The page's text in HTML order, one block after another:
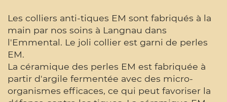
Les colliers anti-tiques EM sont fabriqués à la
main par nos soins à Langnau dans
l'Emmental. Le joli collier est garni de perles
EM.
La céramique des perles EM est fabriquée à
partir d'argile fermentée avec des micro-
organismes efficaces, ce qui peut favoriser la